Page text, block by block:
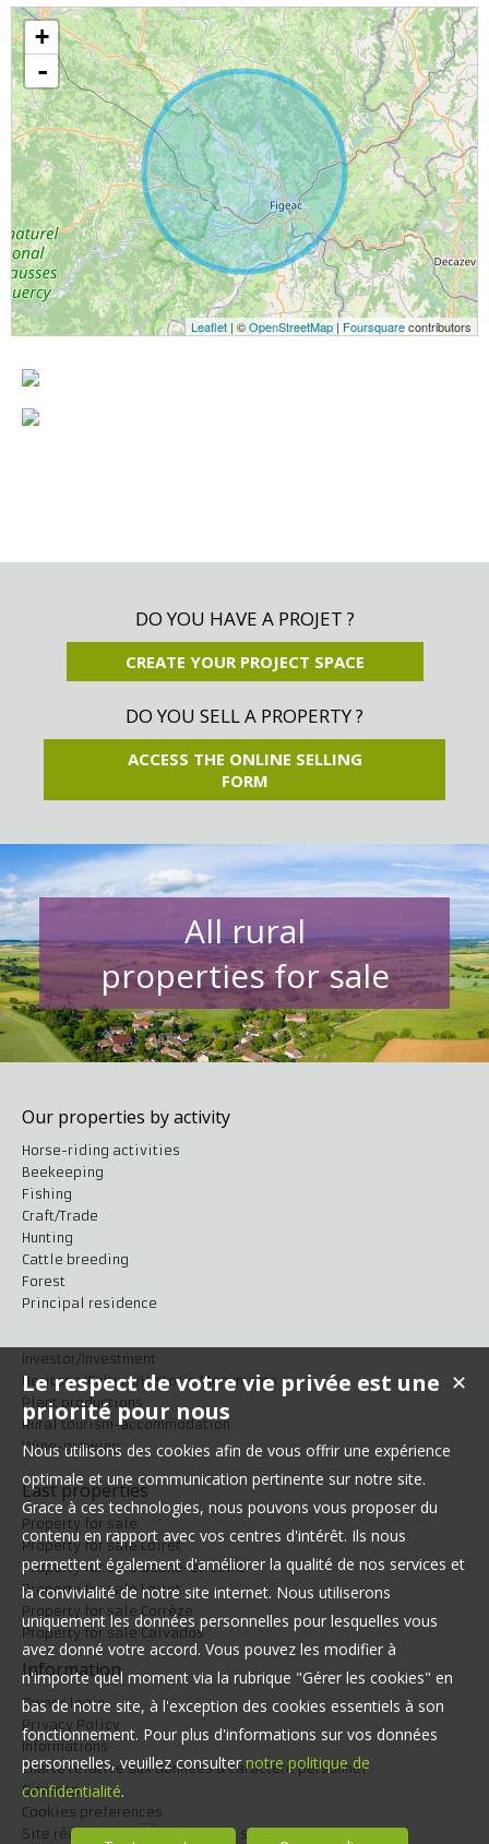
+
-
Leaflet | ©OpenStreetMap| Foursquarecontributors
DO YOU HAVE A PROJET ?
CREATE YOUR PROJECT SPACE
DO YOU SELL A PROPERTY ?
ACCESS THE ONLINE SELLING
FORM
All rural
properties for sale
Our properties by activity
Horse-riding activities
Beekeeping
Fishing
Craft/Trade
Hunting
Cattle breeding
Forest
Principal residence
Investor/Investment
Heritage/Culture/Historic Monuments
Plant productions
Rural tourism-accommodation
Wine-growing
Last properties
Property for sale
Property for sale Loiret
Property for sale Saône-et-Loire
Property for sale Loiret
Property for sale Corrèze
Property for sale Calvados
Information
Owner login
Privacy Policy
Informations
Charte relative aux données à caractère personnel
Sitemap
Cookies preferences
Site réalisé par
✕
Le respect de votre vie privée est une
priorité pour nous
Nous utilisons des cookies afin de vous offrir une expérience
optimale et une communication pertinente sur notre site.
Grace à ces technologies, nous pouvons vous proposer du
contenu en rapport avec vos centres d'intérêt. Ils nous
permettent également d'améliorer la qualité de nos services et
la convivialité de notre site internet. Nous utiliserons
uniquement les données personnelles pour lesquelles vous
avez donné votre accord. Vous pouvez les modifier à
n'importe quel moment via la rubrique "Gérer les cookies" en
bas de notre site, à l'exception des cookies essentiels à son
fonctionnement. Pour plus d'informations sur vos données
personnelles, veuillez consulternotre politique de
confidentialité.